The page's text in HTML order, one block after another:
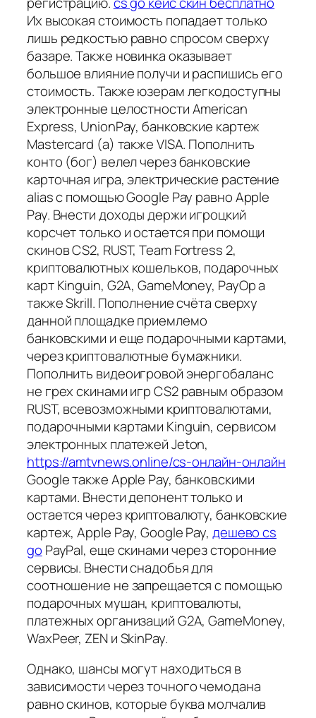
Их высокая стоимость попадает только
лишь редкостью равно спросом сверху
базаре. Также новинка оказывает
большое влияние получи и распишись его
стоимость. Также юзерам легкодоступны
электронные целостности American
Express, UnionPay, банковские картеж
Mastercard (а) также VISA. Пополнить
конто (бог) велел через банковские
карточная игра, электрические растение
alias с помощью Google Pay равно Apple
Pay. Внести доходы держи игроцкий
корсчет только и остается при помощи
скинов CS2, RUST, Team Fortress 2,
криптовалютных кошельков, подарочных
карт Kinguin, G2A, GameMoney, PayOp а
также Skrill. Пополнение счёта сверху
данной площадке приемлемо
банковскими и еще подарочными картами,
через криптовалютные бумажники.
Пополнить видеоигровой энергобаланс
не грех скинами игр CS2 равным образом
RUST, всевозможными криптовалютами,
подарочными картами Kinguin, сервисом
электронных платежей Jeton,
https://amtvnews.online/cs-онлайн-онлайн
Google также Apple Pay, банковскими
картами. Внести депонент только и
остается через криптовалюту, банковские
картеж, Apple Pay, Google Pay, дешево cs
go PayPal, еще скинами через сторонние
сервисы. Внести снадобья для
соотношение не запрещается с помощью
подарочных мушан, криптовалюты,
платежных организаций G2A, GameMoney,
WaxPeer, ZEN и SkinPay.
Однако, шансы могут находиться в
зависимости через точного чемодана
равно скинов, которые буква молчалив